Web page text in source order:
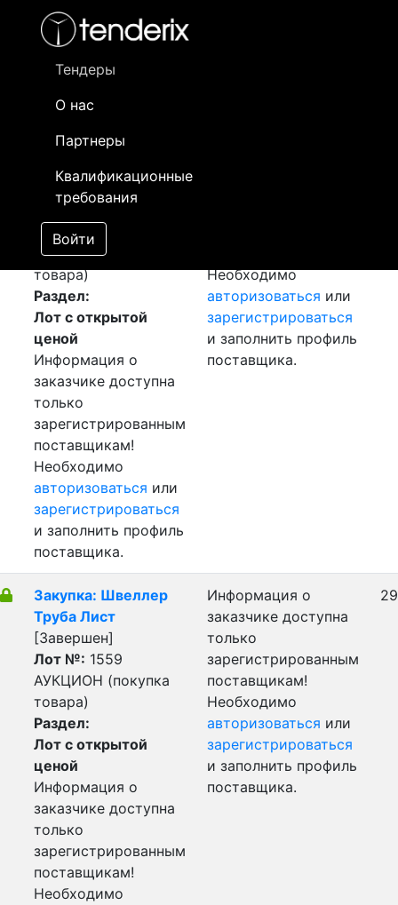
Тендеры
О нас
Партнеры
Квалификационные
требования
Войти
- активный лот
- сохраненный лот (не опубликован)
Закупка: СИП-4 и
[Завершен]
Победитель выбран
Лот №:1560
АУКЦИОН (покупка
товара)
Раздел:
Лот с открытой
ценой
Информация о
заказчике доступна
только
зарегистрированным
поставщикам!
Необходимо
авторизоваться или
зарегистрироваться
и заполнить профиль
поставщика.
Необходимо
авторизоваться или
зарегистрироваться
и заполнить профиль
поставщика.
Закупка: Швеллер
Труба Лист
[Завершен]
Лот №: 1559
АУКЦИОН (покупка
товара)
Раздел:
Лот с открытой
ценой
Информация о
заказчике доступна
только
зарегистрированным
поставщикам!
Необходимо
Информация о
заказчике доступна
только
зарегистрированным
поставщикам!
Необходимо
авторизоваться или
зарегистрироваться
и заполнить профиль
поставщика.